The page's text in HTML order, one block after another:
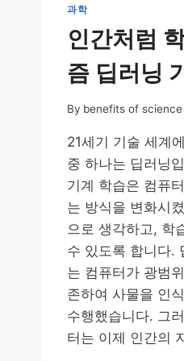
과학
인간처럼
즘 딥러닝
By benefits of science
21세기 기술 세계
중 하나는 딥러닝
기계 학습은 컴퓨
는 방식을 변화시
으로 생각하고, 학
수 있도록 합니다.
는 컴퓨터가 광범
존하여 사물을 인
수행했습니다. 그
터는 이제 인간의